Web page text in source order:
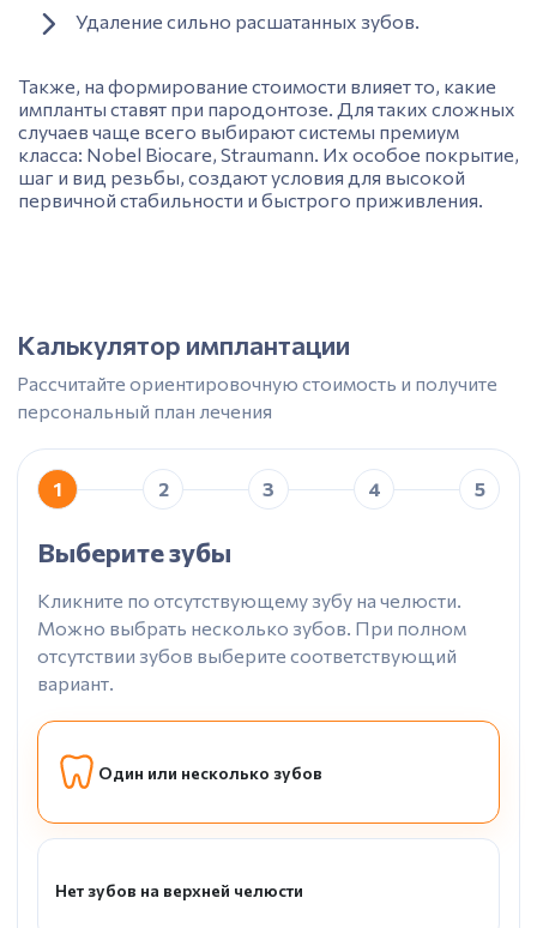
Удаление сильно расшатанных зубов.
Также, на формирование стоимости влияет то, какие
импланты ставят при пародонтозе. Для таких сложных
случаев чаще всего выбирают системы премиум
класса: Nobel Biocare, Straumann. Их особое покрытие,
шаг и вид резьбы, создают условия для высокой
первичной стабильности и быстрого приживления.
Калькулятор имплантации
Рассчитайте ориентировочную стоимость и получите
персональный план лечения
1 2 3 4 5
Выберите зубы
Кликните по отсутствующему зубу на челюсти.
Можно выбрать несколько зубов. При полном
отсутствии зубов выберите соответствующий
вариант.
Один или несколько зубов
Нет зубов на верхней челюсти